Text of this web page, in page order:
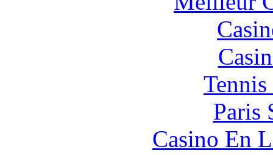
Paris
Casino En